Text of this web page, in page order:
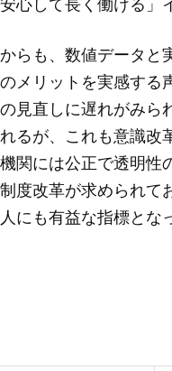
らも、数値データ
メリットを実感する
見直しに遅れがみら
るが、これも意識
関には公正で透明
度改革が求められ
にも有益な指標とな